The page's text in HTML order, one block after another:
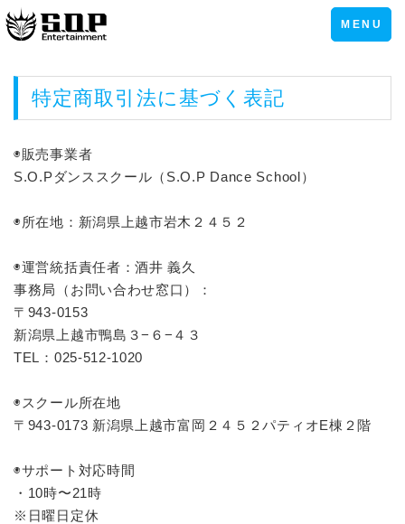
Toggle
navigation
MENU
特定商取引法に基づく表記
◉販売事業者
S.O.Pダンススクール（S.O.P Dance School）
◉所在地：新潟県上越市岩木２４５２
◉運営統括責任者：酒井 義久
事務局（お問い合わせ窓口）：
〒943-0153
新潟県上越市鴨島３−６−４３
TEL：025-512-1020
◉スクール所在地
〒943-0173 新潟県上越市富岡２４５２パティオE棟２階
◉サポート対応時間
・10時〜21時
※日曜日定休